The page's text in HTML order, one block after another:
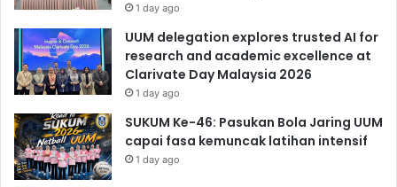
1 day ago
UUM delegation explores trusted AI for
research and academic excellence at
Clarivate Day Malaysia 2026
1 day ago
SUKUM Ke-46: Pasukan Bola Jaring UUM
capai fasa kemuncak latihan intensif
1 day ago